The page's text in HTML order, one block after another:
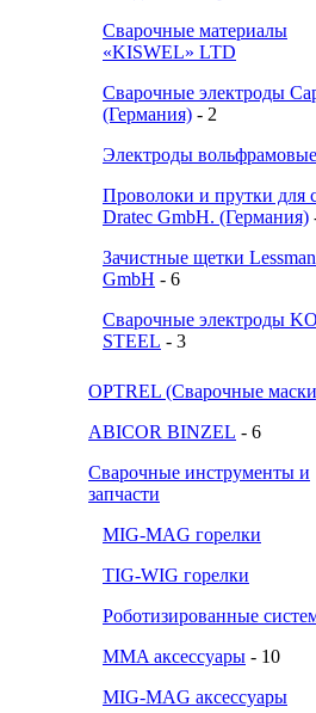
Сварочные материалы
«KISWEL» LTD
Сварочные электроды
(Германия) - 2
Электроды вольфрамовые
Проволоки и прутки для
Dratec GmbH. (Германия)
Зачистные щетки
GmbH - 6
Сварочные электроды
STEEL - 3
OPTREL (Сварочные
ABICOR BINZEL - 6
Сварочные инструменты и
запчасти
MIG-MAG горелки
TIG-WIG горелки
Роботизированные
MMA аксессуары - 10
MIG-MAG аксессуары